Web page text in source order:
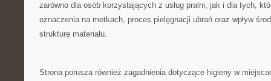
zarówno dla osób korzystających z usług pralni, jak i dla tych,
oznaczenia na metkach, proces pielęgnacji ubrań oraz wpływ
strukturę materiału.
Strona porusza również zagadnienia dotyczące higieny w